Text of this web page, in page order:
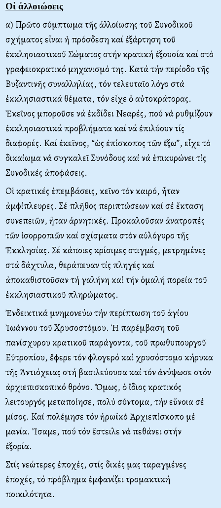
Οἱ ἀλλοιώσεις
α) Πρῶτο σύμπτωμα τῆς ἀλλοίωσης τοῦ Συνοδικοῦ
σχήματος εἶναι ἡ πρόσδεση καί ἐξάρτηση τοῦ
ἐκκλησιαστικοῦ Σώματος στήν κρατική ἐξουσία καί στό
γραφειοκρατικό μηχανισμό της. Κατά τήν περίοδο τῆς
Βυζαντινῆς συναλληλίας, τόν τελευταῖο λόγο στά
ἐκκλησιαστικά θέματα, τόν εἶχε ὁ αὐτοκράτορας.
Ἐκεῖνος μποροῦσε νά ἐκδίδει Νεαρές, πού νά ρυθμίζουν
ἐκκλησιαστικά προβλήματα καί νά ἐπιλύουν τίς
διαφορές. Καί ἐκεῖνος, “ὡς ἐπίσκοπος τῶν ἔξω”, εἶχε τό
δικαίωμα νά συγκαλεῖ Συνόδους καί νά ἐπικυρώνει τίς
Συνοδικές ἀποφάσεις.
Οἱ κρατικές ἐπεμβάσεις, κεῖνο τόν καιρό, ἦταν
ἀμφίπλευρες. Σέ πλῆθος περιπτώσεων καί σέ ἔκταση
συνεπειῶν, ἦταν ἀρνητικές. Προκαλοῦσαν ἀνατροπές
τῶν ἰσορροπιῶν καί σχίσματα στόν αὐλόγυρο τῆς
Ἐκκλησίας. Σέ κάποιες κρίσιμες στιγμές, μετρημένες
στά δάχτυλα, θεράπευαν τίς πληγές καί
ἀποκαθιστοῦσαν τή γαλήνη καί τήν ὁμαλή πορεία τοῦ
ἐκκλησιαστικοῦ πληρώματος.
Ἐνδεικτικά μνημονεύω τήν περίπτωση τοῦ ἁγίου
Ἰωάννου τοῦ Χρυσοστόμου. Ἡ παρέμβαση τοῦ
πανίσχυρου κρατικοῦ παράγοντα, τοῦ πρωθυπουργοῦ
Εὐτροπίου, ἔφερε τόν φλογερό καί χρυσόστομο κήρυκα
τῆς Ἀντιόχειας στή βασιλεύουσα καί τόν ἀνύψωσε στόν
ἀρχιεπισκοπικό θρόνο. Ὅμως, ὁ ἴδιος κρατικός
λειτουργός μεταποίησε, πολύ σύντομα, τήν εὔνοια σέ
μίσος. Καί πολέμησε τόν ἡρωϊκό Ἀρχιεπίσκοπο μέ
μανία. Ἴσαμε, πού τόν ἔστειλε νά πεθάνει στήν
ἐξορία.
Στίς νεώτερες ἐποχές, στίς δικές μας ταραγμένες
ἐποχές, τό πρόβλημα ἐμφανίζει τρομακτική
ποικιλότητα.